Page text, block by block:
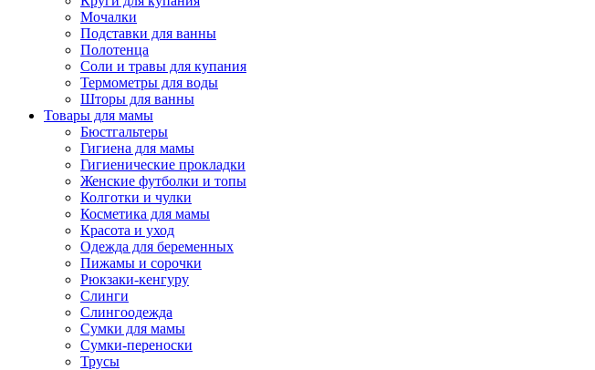
Мочалки
Подставки для ванны
Полотенца
Соли и травы для купания
Термометры для воды
Шторы для ванны
Товары для мамы
Бюстгальтеры
Гигиена для мамы
Гигиенические прокладки
Женские футболки и топы
Колготки и чулки
Косметика для мамы
Красота и уход
Одежда для беременных
Пижамы и сорочки
Рюкзаки-кенгуру
Слинги
Слингоодежда
Сумки для мамы
Сумки-переноски
Трусы